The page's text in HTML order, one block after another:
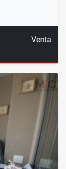
Venta